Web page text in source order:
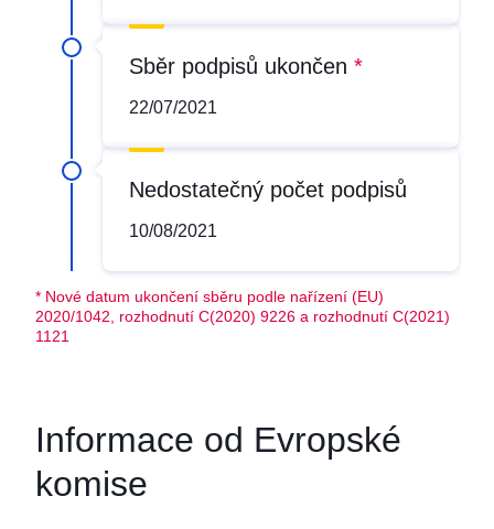
Sběr podpisů ukončen *
22/07/2021
Nedostatečný počet podpisů
10/08/2021
* Nové datum ukončení sběru podle nařízení (EU)
2020/1042, rozhodnutí C(2020) 9226 a rozhodnutí C(2021)
1121
Informace od Evropské
komise